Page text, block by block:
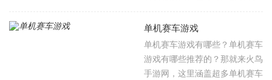
在应对经济波动与竞争挑战中锤
炼商业智慧，体验从无到有、运
筹帷幄的经营乐趣与成就感。感
兴趣的朋友可千万不要错过了
和车辆选择著称。作为一款激情
澎湃的赛车竞速游戏，它没有复
杂的操作，即使是新手也能轻松
上手，开启激情比赛。如果你也
单机赛车游戏
单机赛车游戏有哪些？单机赛车
游戏有哪些推荐的？那就来火鸟
手游网，这里涵盖超多单机赛车